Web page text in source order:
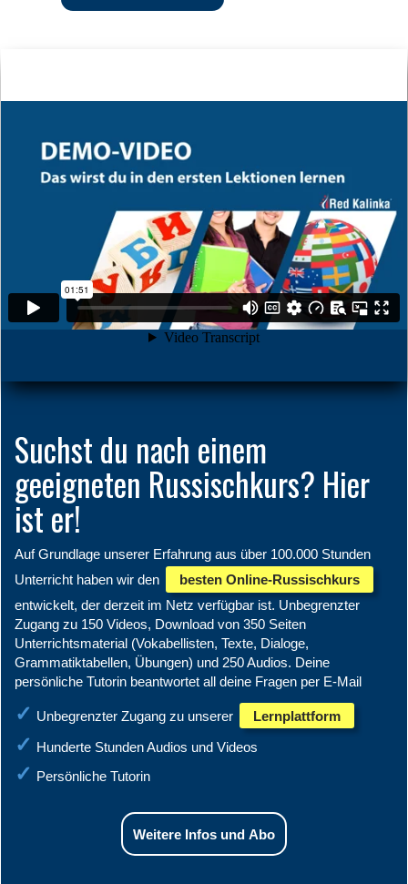
Suchst du nach einem
geeigneten Russischkurs? Hier
ist er!
Auf Grundlage unserer Erfahrung aus über 100.000 Stunden
Unterricht haben wir den
besten Online-Russischkurs
entwickelt, der derzeit im Netz verfügbar ist. Unbegrenzter
Zugang zu 150 Videos, Download von 350 Seiten
Unterrichtsmaterial (Vokabellisten, Texte, Dialoge,
Grammatiktabellen, Übungen) und 250 Audios. Deine
persönliche Tutorin beantwortet all deine Fragen per E-Mail
Unbegrenzter Zugang zu unserer Lernplattform
Hunderte Stunden Audios und Videos
Persönliche Tutorin
Weitere Infos und Abo